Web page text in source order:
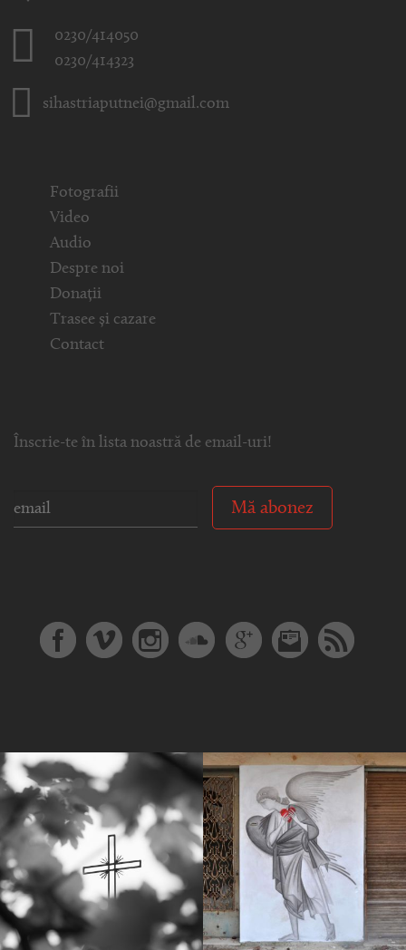
0230/414050
0230/414323
sihastriaputnei@gmail.com
Fotografii
Video
Audio
Despre noi
Donații
Trasee și cazare
Contact
Înscrie-te în lista noastră de email-uri!
Mă abonez